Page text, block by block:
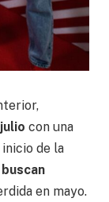
con una
de la
buscan
en mayo.